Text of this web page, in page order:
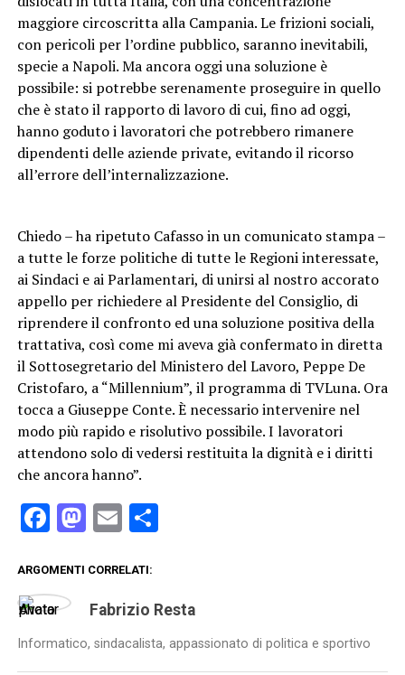
maggiore circoscritta alla Campania. Le frizioni sociali,
con pericoli per l’ordine pubblico, saranno inevitabili,
specie a Napoli. Ma ancora oggi una soluzione è
possibile: si potrebbe serenamente proseguire in quello
che è stato il rapporto di lavoro di cui, fino ad oggi,
hanno goduto i lavoratori che potrebbero rimanere
dipendenti delle aziende private, evitando il ricorso
all’errore dell’internalizzazione.
Chiedo – ha ripetuto Cafasso in un comunicato stampa –
a tutte le forze politiche di tutte le Regioni interessate,
ai Sindaci e ai Parlamentari, di unirsi al nostro accorato
appello per richiedere al Presidente del Consiglio, di
riprendere il confronto ed una soluzione positiva della
trattativa, così come mi aveva già confermato in diretta
il Sottosegretario del Ministero del Lavoro, Peppe De
Cristofaro, a “Millennium”, il programma di TVLuna. Ora
tocca a Giuseppe Conte. È necessario intervenire nel
modo più rapido e risolutivo possibile. I lavoratori
attendono solo di vedersi restituita la dignità e i diritti
che ancora hanno”.
Facebook
Mastodon
EmailCondividi
ARGOMENTI CORRELATI:
Fabrizio Resta
Informatico, sindacalista, appassionato di politica e sportivo